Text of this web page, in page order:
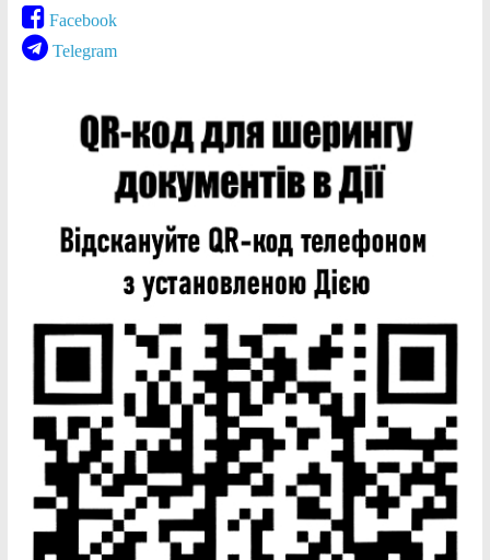
Facebook
Telegram